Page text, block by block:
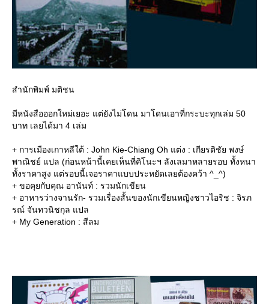
สำนักพิมพ์ มติชน
มีหนังสือออกใหม่เยอะ แต่ยังไม่โดน มาโดนเอาที่กระบะทุกเล่ม 50
บาท เลยได้มา 4 เล่ม
+ การเมืองเกาหลีใต้ : John Kie-Chiang Oh แต่ง : เกียรติชัย พงษ์
พาณิชย์ แปล (ก่อนหน้านี้เคยเห็นที่คิโนะฯ ลังเลมาหลายรอบ ทั้งหนา
ทั้งราคาสูง แต่รอบนี้เจอราคาแบบประหยัดเลยต้องคว้า ^_^)
+ ขอคุยกับคุณ อานันท์ : รวมนักเขียน
+ อาหารว่างจานรัก- รวมเรื่องสั้นของนักเขียนหญิงชาวไอริช : จิรภ
รณ์ จันทวนิชกุล แปล
+ My Generation : สีลม